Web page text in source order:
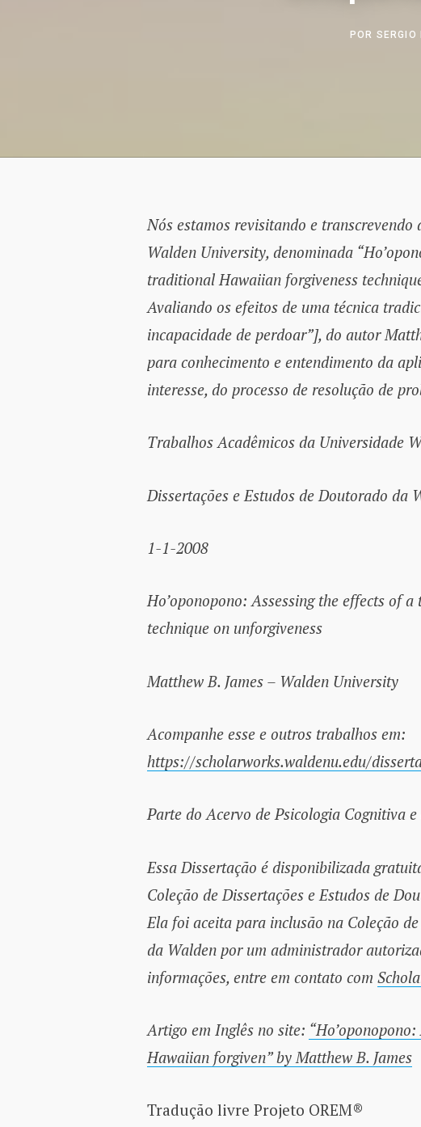
POR SERGIO
Nós estamos revisitando e
Walden University, denominada
traditional Hawaiian forgiveness
Avaliando os efeitos de uma técnica
incapacidade de perdoar”], do autor
para conhecimento e entendimento da
interesse, do processo de resolução de
Trabalhos Acadêmicos da Universidade
Dissertações e Estudos de Doutorado da
1-1-2008
Ho’oponopono: Assessing the effects of
technique on unforgiveness
Matthew B. James – Walden University
Acompanhe esse e outros trabalhos em:
https://scholarworks.waldenu.edu/
Parte do Acervo de Psicologia Cognitiva
Essa Dissertação é disponibilizada
Coleção de Dissertações e Estudos de
Ela foi aceita para inclusão na Coleção
da Walden por um administrador
informações, entre em contato com
Artigo em Inglês no site:
Hawaiian forgiven” by Matthew B. James
Tradução livre Projeto OREM®